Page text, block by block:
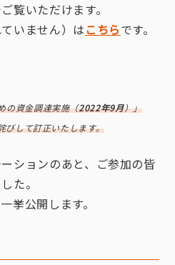
覧いただけます。
いません）はこちらです。
の資⾦調達実施（2022年9⽉）」
びして訂正いたします。
ションのあと、ご参加の皆
た。
挙公開します。